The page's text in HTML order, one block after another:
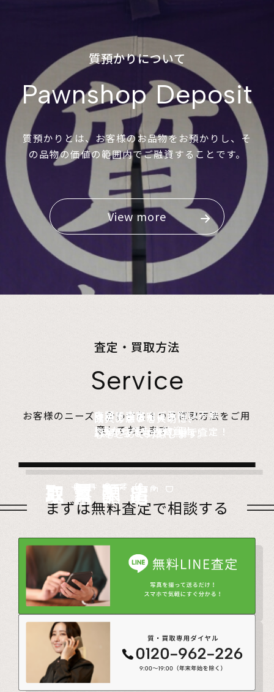
質預かりについて
Pawnshop Deposit
質預かりとは、お客様のお品物をお預かりし、そ
の品物の価値の範囲内でご融資することです。
View more
査定・買取方法
Service
お客様のニーズに合わせた４つの買取方法をご用
意しております。
Store
店頭買取
店頭で査定、ご予約は不要。
1点からでも大歓迎！
Visit
出張買取
無料でご自宅にお伺い、
査定のプロがその場で査定！
Del
i
very
宅配買取
詰めて送るだけ。
1点からでも送料無料！
Estate
遺品整理
故人の想いを大切に、
心をこめて対応します。
まずは無料査定で相談する